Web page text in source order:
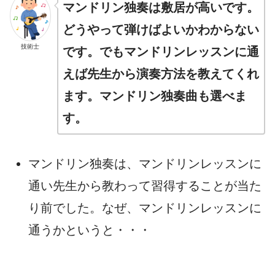
技術士
マンドリン独奏は敷居が高いです。
どうやって弾けばよいかわからない
です。でもマンドリンレッスンに通
えば先生から演奏方法を教えてくれ
ます。マンドリン独奏曲も選べま
す。
マンドリン独奏は、マンドリンレッスンに
通い先生から教わって習得することが当た
り前でした。なぜ、マンドリンレッスンに
通うかというと・・・